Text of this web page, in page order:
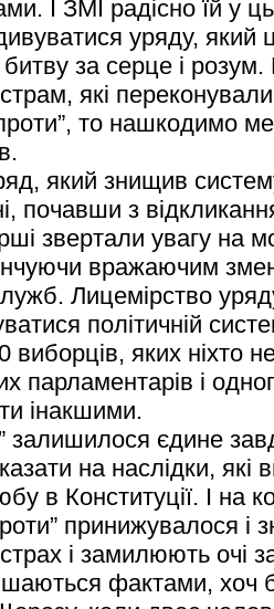
І ЗМІ радісно їй у
уряду,
за серце і
які
то нашкодимо
який знищив
почавши з
звертали увагу на
вражаючим
Лицемірство
політичній
виборців, яких ніхто
парламентарів і
інакшими.
залишилося єдине
на наслідки, які
в Конституції. І на
принижувалося
і замилюють очі
фактами, хоч